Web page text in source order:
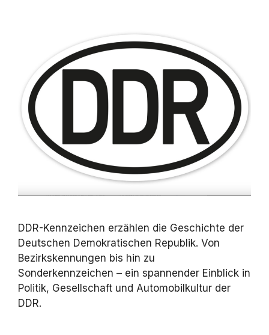
DDR-Kennzeichen erzählen die Geschichte der
Deutschen Demokratischen Republik. Von
Bezirkskennungen bis hin zu
Sonderkennzeichen – ein spannender Einblick in
Politik, Gesellschaft und Automobilkultur der
DDR.